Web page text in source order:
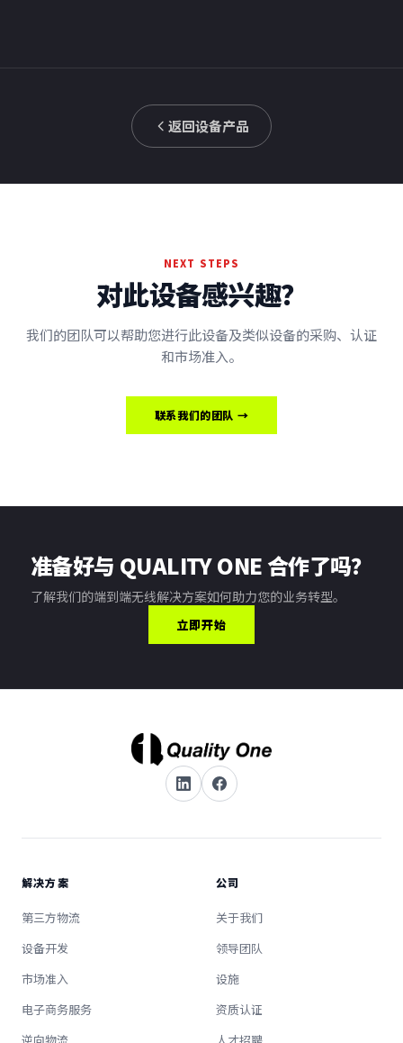
返回设备产品
NEXT STEPS
对此设备感兴趣？
我们的团队可以帮助您进行此设备及类似设备的采购、认证
和市场准入。
联系我们的团队 →
准备好与 QUALITY ONE 合作了吗？
了解我们的端到端无线解决方案如何助力您的业务转型。
立即开始
解决方案
第三方物流
设备开发
市场准入
电子商务服务
公司
关于我们
领导团队
设施
资质认证